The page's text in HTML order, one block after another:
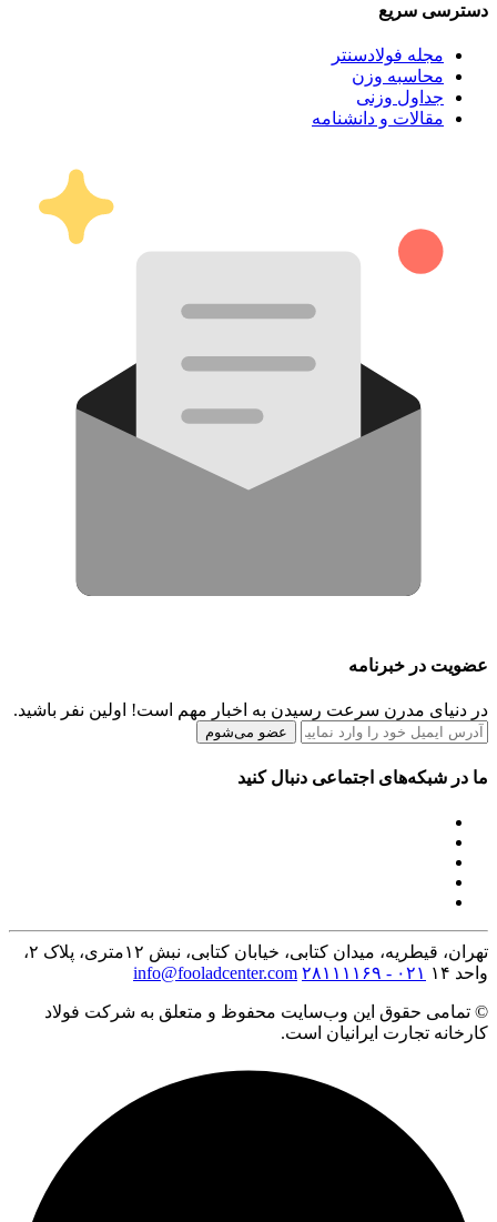
دسترسی سریع
مجله فولادسنتر
محاسبه وزن
جداول وزنی
مقالات و دانشنامه
عضویت در خبرنامه
در دنیای مدرن سرعت رسیدن به اخبار مهم است! اولین نفر باشید.
عضو می‌شوم
ما در شبکه‌های اجتماعی دنبال کنید
تهران، قیطریه، میدان کتابی، خیابان کتابی، نبش ۱۲متری، پلاک ۲،
واحد ۱۴
۰۲۱ - ۲۸۱۱۱۱۶۹ info@fooladcenter.com
© تمامی حقوق این وب‌سایت محفوظ و متعلق به شرکت فولاد
کارخانه تجارت ایرانیان است.